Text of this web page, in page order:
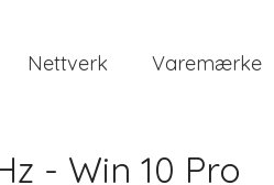
Nettverk Varemærke
- Win 10 Pro